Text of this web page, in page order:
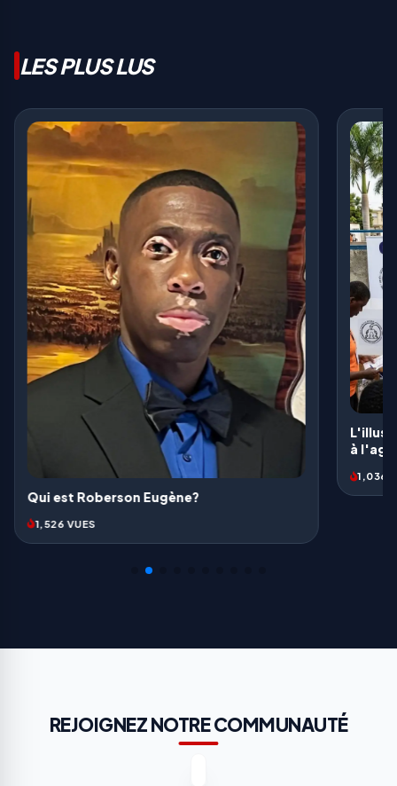
LES PLUS LUS
L'illusion électorale: Une provocation face
à l'agonie d'un peuple
1,036 VUES
haïtien
994
REJOIGNEZ NOTRE COMMUNAUTÉ